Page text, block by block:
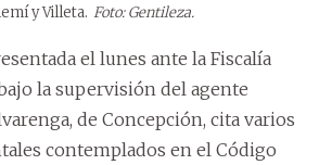
y Villeta. Foto: Gentileza.
el lunes ante la Fiscalía
la supervisión del agente
de Concepción, cita varios
contemplados en el Código